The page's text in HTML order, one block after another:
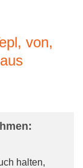
von,
halten,